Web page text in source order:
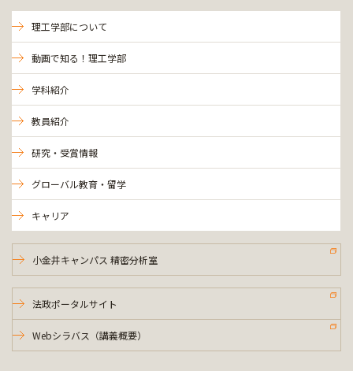
理工学部について
動画で知る！理工学部
学科紹介
教員紹介
研究・受賞情報
グローバル教育・留学
キャリア
小金井キャンパス 精密分析室
法政ポータルサイト
Webシラバス（講義概要）